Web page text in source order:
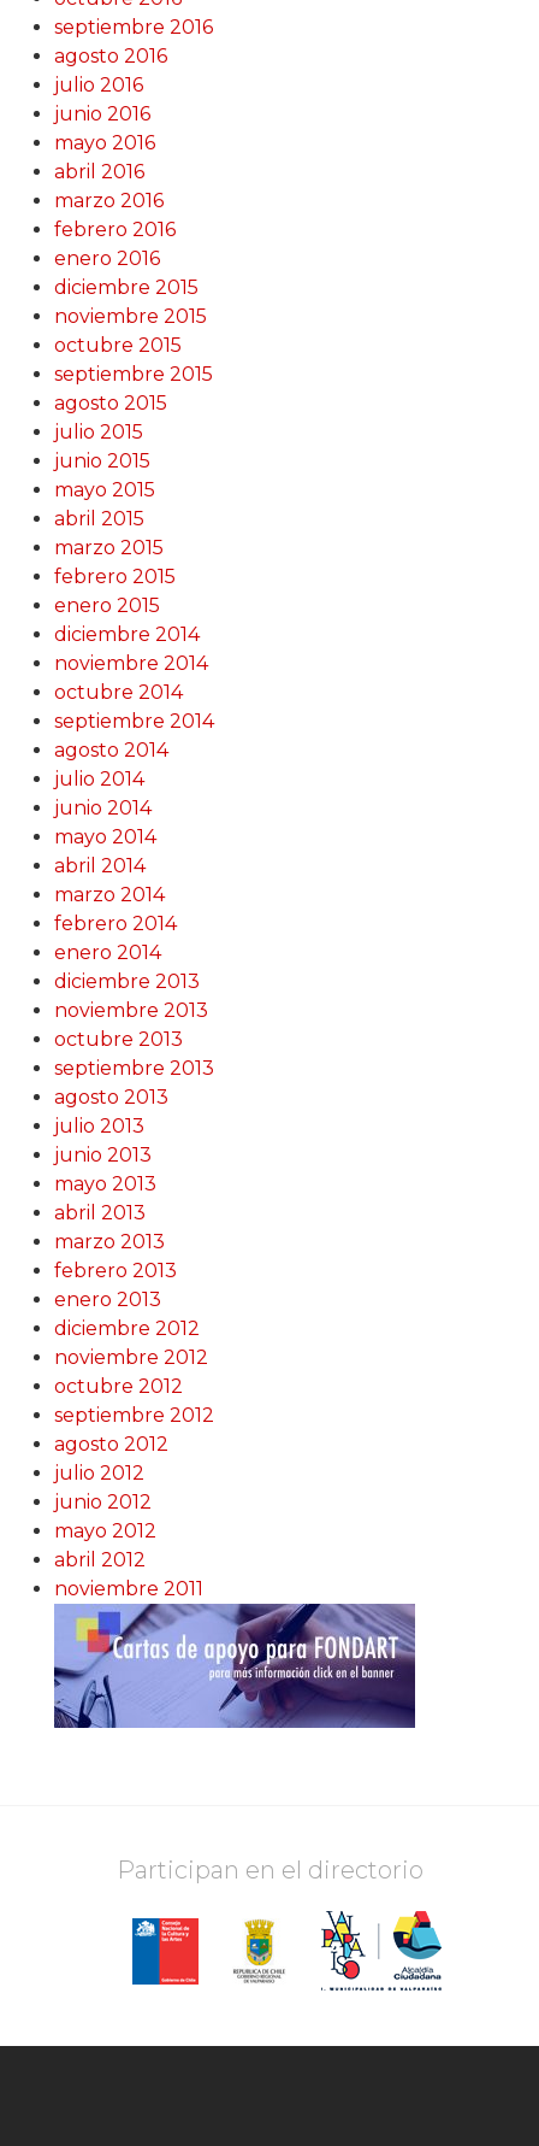
septiembre 2016
agosto 2016
julio 2016
junio 2016
mayo 2016
abril 2016
marzo 2016
febrero 2016
enero 2016
diciembre 2015
noviembre 2015
octubre 2015
septiembre 2015
agosto 2015
julio 2015
junio 2015
mayo 2015
abril 2015
marzo 2015
febrero 2015
enero 2015
diciembre 2014
noviembre 2014
octubre 2014
septiembre 2014
agosto 2014
julio 2014
junio 2014
mayo 2014
abril 2014
marzo 2014
febrero 2014
enero 2014
diciembre 2013
noviembre 2013
octubre 2013
septiembre 2013
agosto 2013
julio 2013
junio 2013
mayo 2013
abril 2013
marzo 2013
febrero 2013
enero 2013
diciembre 2012
noviembre 2012
octubre 2012
septiembre 2012
agosto 2012
julio 2012
junio 2012
mayo 2012
abril 2012
noviembre 2011
Participan en el directorio